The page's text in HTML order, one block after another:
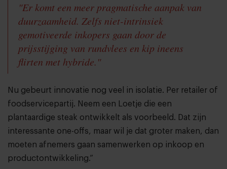
"Er komt een meer pragmatische aanpak van
duurzaamheid. Zelfs niet-intrinsiek
gemotiveerde inkopers gaan door de
prijsstijging van rundvlees en kip ineens
flirten met hybride."
Nu gebeurt innovatie nog veel in isolatie. Per retailer of
foodservicepartij. Neem een Loetje die een
plantaardige steak ontwikkelt als voorbeeld. Dat zijn
interessante one-offs, maar wil je dat groter maken, dan
moeten afnemers gaan samenwerken op inkoop en
productontwikkeling.”